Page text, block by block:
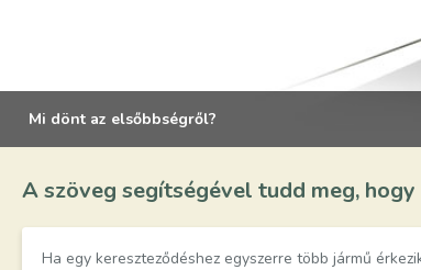
Mi dönt az elsőbbségről?
A szöveg segítségével tudd meg,
Ha egy kereszteződéshez egyszerre több jármű